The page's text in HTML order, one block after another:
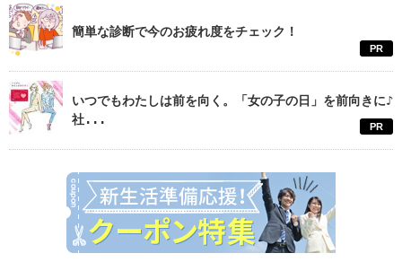
簡単な診断で今のお疲れ度をチェック！
PR
いつでもわたしは前を向く。「女の子の日」を前向きに♪
社...
PR